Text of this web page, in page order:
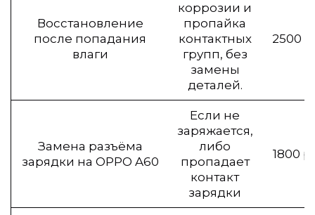
Восстановление
после попадания
влаги
коррозии и
пропайка
контактных
групп, без
замены
деталей.
2500
Замена разъёма
зарядки на OPPO A60
Если не
заряжается,
либо
пропадает
контакт
зарядки
1800